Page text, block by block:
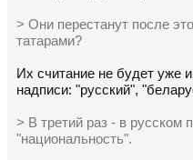
> Они перестанут после
татарами?
Их считание не будет уже
надписи: "русский",
> В третий раз - в русском
"национальность".